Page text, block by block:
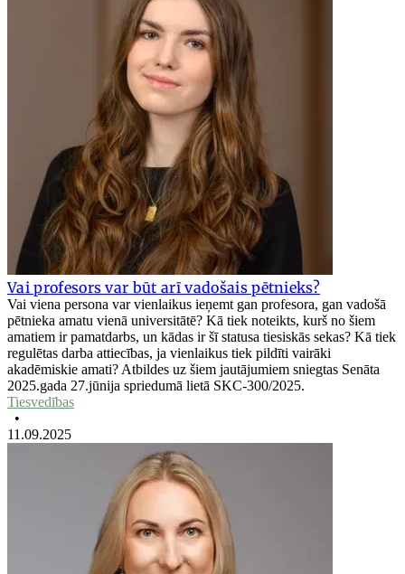
Vai profesors var būt arī vadošais pētnieks?
Vai viena persona var vienlaikus ieņemt gan profesora, gan vadošā
pētnieka amatu vienā universitātē? Kā tiek noteikts, kurš no šiem
amatiem ir pamatdarbs, un kādas ir šī statusa tiesiskās sekas? Kā tiek
regulētas darba attiecības, ja vienlaikus tiek pildīti vairāki
akadēmiskie amati? Atbildes uz šiem jautājumiem sniegtas Senāta
2025.gada 27.jūnija spriedumā lietā SKC-300/2025.
Tiesvedības
•
11.09.2025